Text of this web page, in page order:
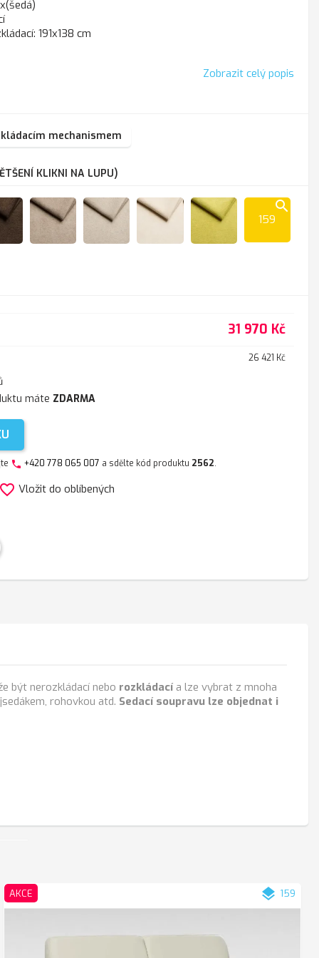
191x138 cm
Zobrazit celý popis
mechanismem
KLIKNI NA LUPU)
search
159
31 970 Kč
26 421 Kč
máte ZDARMA
phone +420 778 065 007 a sdělte kód produktu 2562.
favorite_border Vložit do oblíbených
být nerozkládací nebo rozkládací a lze vybrat z mnoha
rohovkou atd. Sedací soupravu lze objednat i
AKCE layers 159